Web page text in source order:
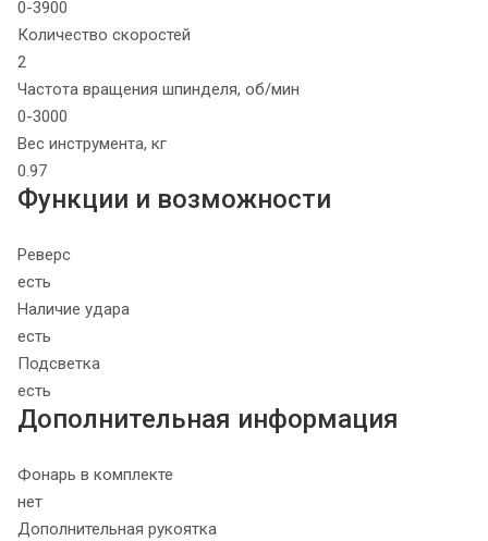
0-3900
Количество скоростей
2
Частота вращения шпинделя, об/мин
0-3000
Вес инструмента, кг
0.97
Функции и возможности
Реверс
есть
Наличие удара
есть
Подсветка
есть
Дополнительная информация
Фонарь в комплекте
нет
Дополнительная рукоятка